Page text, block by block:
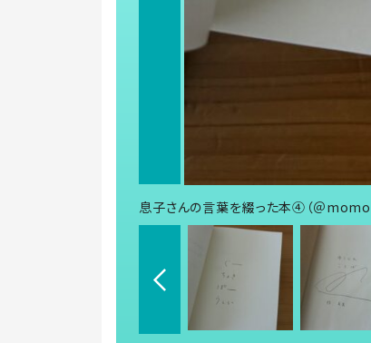
息子さんの言葉を綴った本④（＠